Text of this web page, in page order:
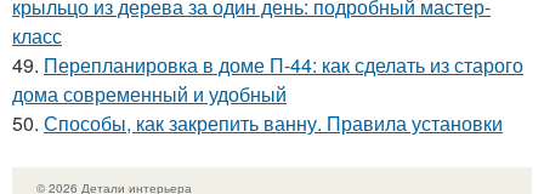
крыльцо из дерева за один день: подробный мастер-
класс
49. Перепланировка в доме П-44: как сделать из старого
дома современный и удобный
50. Способы, как закрепить ванну. Правила установки
© 2026 Детали интерьера